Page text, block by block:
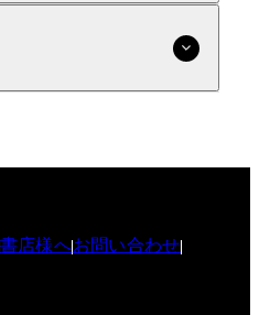
書店様へお問い合わせ